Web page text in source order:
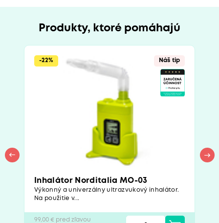
Produkty, ktoré pomáhajú
-22% Náš tip
Inhalátor Norditalia MO-03
Výkonný a univerzálny ultrazvukový inhalátor.
Na použitie v...
99,00 € pred zľavou